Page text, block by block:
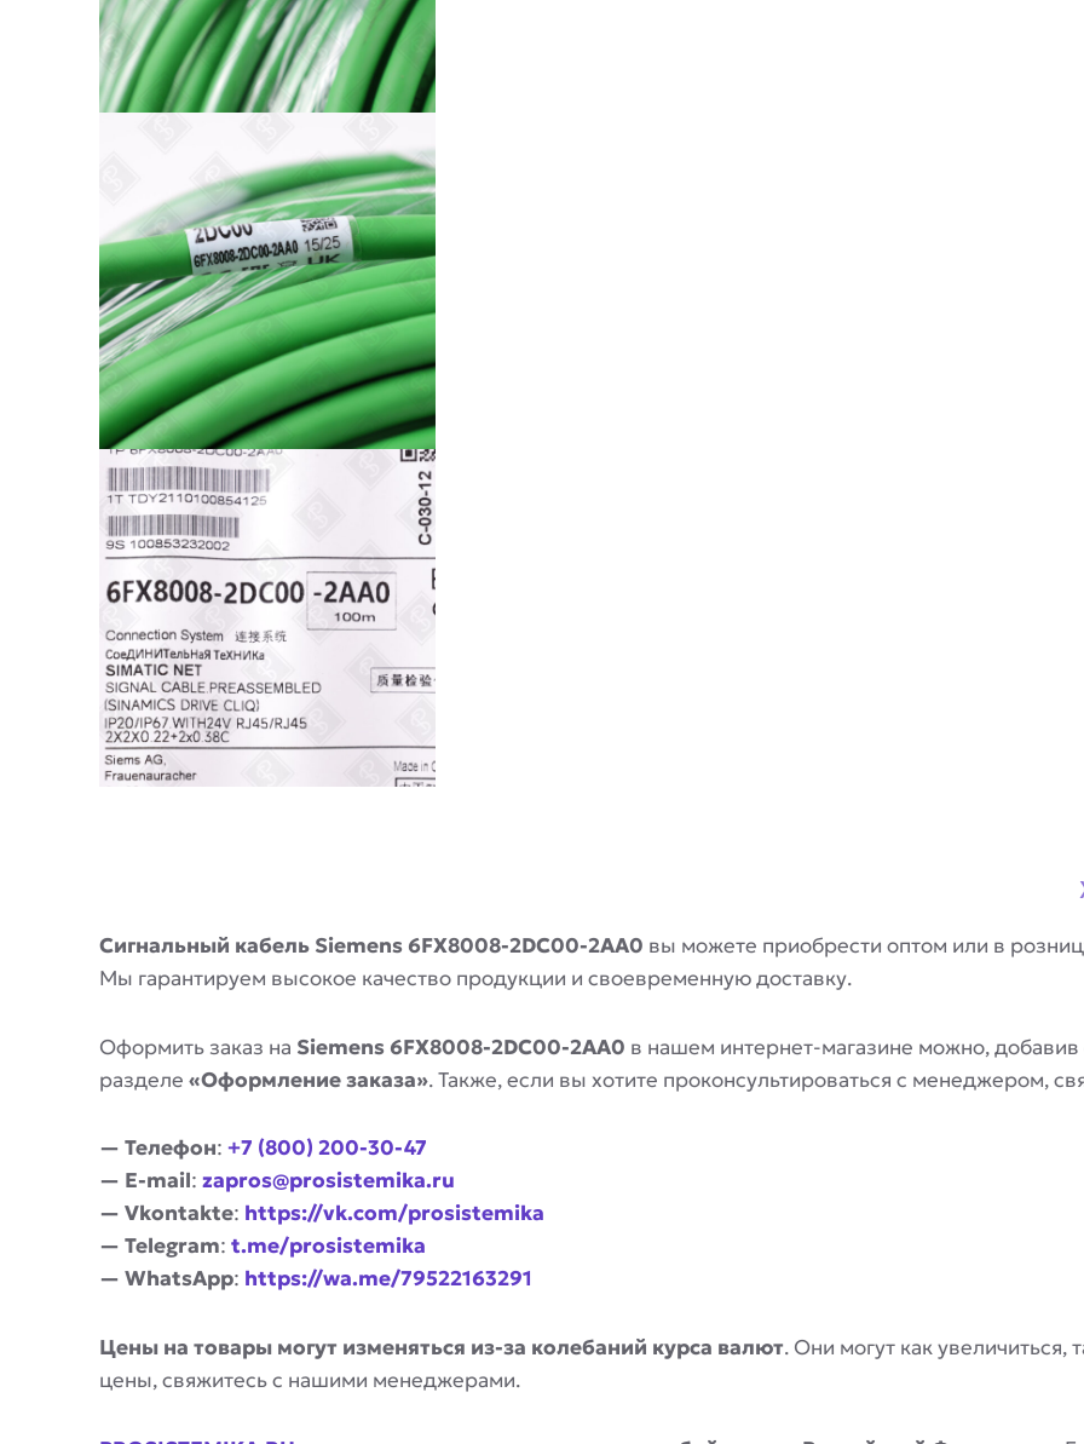
Сигнальный кабель Siemens 6FX8008-2DC00-2AA0 вы можете приобрести оптом или в
Мы гарантируем высокое качество продукции и своевременную доставку.
Оформить заказ на Siemens 6FX8008-2DC00-2AA0 в нашем интернет-магазине можно, добавив
разделе «Оформление заказа». Также, если вы хотите проконсультироваться с менеджером,
— Телефон: +7 (800) 200-30-47
— E-mail: zapros@prosistemika.ru
— Vkontakte: https://vk.com/prosistemika
— Telegram: t.me/prosistemika
— WhatsApp: https://wa.me/79522163291
Цены на товары могут изменяться из-за колебаний курса валют. Они могут как увеличиться,
цены, свяжитесь с нашими менеджерами.